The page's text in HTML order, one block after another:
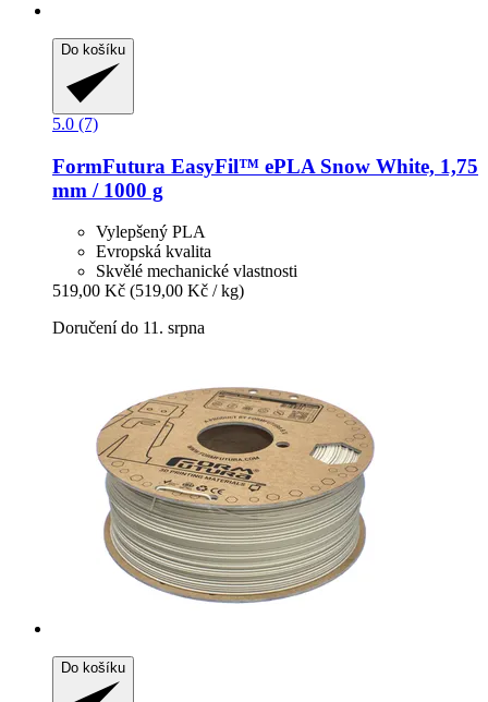
Do košíku
5.0 (7)
FormFutura EasyFil™ ePLA Snow White, 1,75
mm / 1000 g
Vylepšený PLA
Evropská kvalita
Skvělé mechanické vlastnosti
519,00 Kč (519,00 Kč / kg)
Doručení do 11. srpna
Do košíku